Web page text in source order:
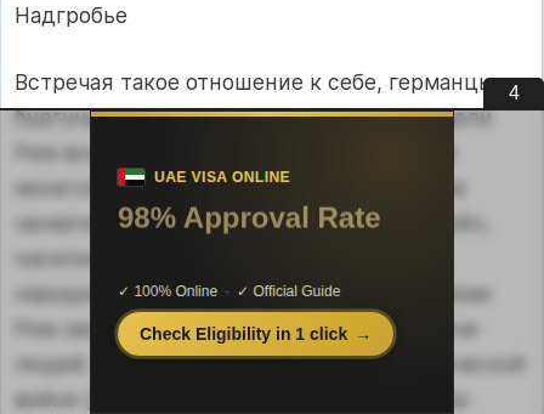
Надгробье
Встречая такое отношение к себе, германцы и
бургундцы, галлы, готы и гунны ненавидели
Рим всем сердцем и платили ему той же
монетой. В итоге у племен зрело желание
захватить Рим и разрушить это гнездо войн,
насилия, ненависти и грабежа. Чувства
народов Европы можно понять. Столетиями
Рим захватывал и порабощал сотни тысячи
людей. Хёфлинг отмечает, что в 1?й Пунической
войне (264–241 гг. до н. э.) римские войска
3